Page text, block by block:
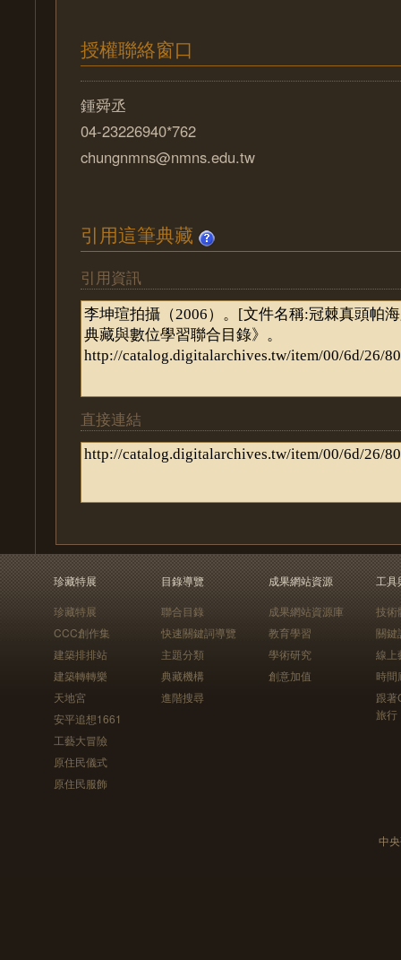
授權聯絡窗口
鍾舜丞
04-23226940*762
chungnmns@nmns.edu.tw
引用這筆典藏
引用資訊
直接連結
珍藏特展
珍藏特展
CCC創作集
建築排排站
建築轉轉樂
天地宮
安平追想1661
工藝大冒險
原住民儀式
原住民服飾
目錄導覽
聯合目錄
快速關鍵詞導覽
主題分類
典藏機構
進階搜尋
成果網站資源
成果網站資源庫
教育學習
學術研究
創意加值
工具
技術
關鍵
線上
時間
跟
旅行
中